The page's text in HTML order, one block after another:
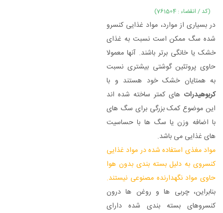
(کد / انقضاء : 761504)
در بسیاری از موارد، مواد غذایی کنسرو
شده سگ ممکن است نسبت به غذای
خشک یا خانگی برتر باشند. آنها معمولا
حاوی پروتئین گوشتی بیشتری نسبت
به همتایان خشک خود هستند و با
کربوهیدرات های کمتر ساخته شده اند
این موضوع کمک بزرگی برای سگ های
با اضافه وزن یا سگ ها با حساسیت
های غذایی می باشد.
مواد مغذی استفاده شده در مواد غذایی
کنسروی به دلیل بسته بندی بدون هوا
حاوی مواد نگهدارنده مصنوعی نیستند.
بنابراین، چربی ها و روغن ها درون
کنسروهای بسته بندی شده دارای